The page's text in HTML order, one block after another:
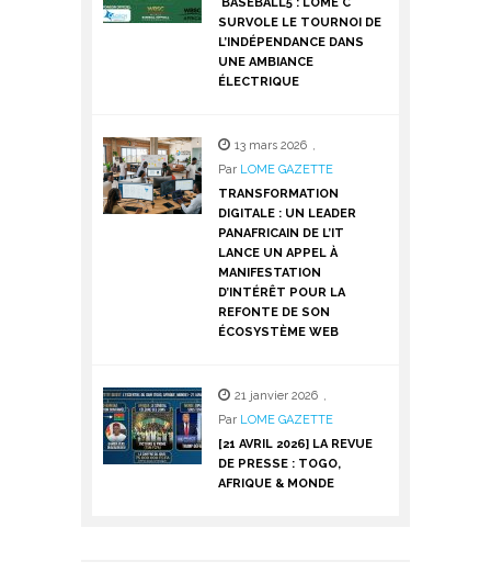
BASEBALL5 : LOMÉ C
SURVOLE LE TOURNOI DE
L’INDÉPENDANCE DANS
UNE AMBIANCE
ÉLECTRIQUE
13 mars 2026 ,
Par LOME GAZETTE
TRANSFORMATION
DIGITALE : UN LEADER
PANAFRICAIN DE L’IT
LANCE UN APPEL À
MANIFESTATION
D’INTÉRÊT POUR LA
REFONTE DE SON
ÉCOSYSTÈME WEB
21 janvier 2026 ,
Par LOME GAZETTE
[21 AVRIL 2026] LA REVUE
DE PRESSE : TOGO,
AFRIQUE & MONDE